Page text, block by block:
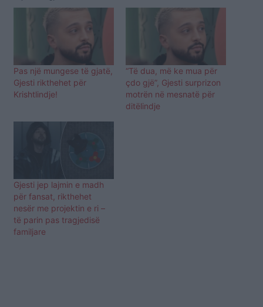
Pas një mungese të gjatë,
Gjesti rikthehet për
Krishtlindje!
“Të dua, më ke mua për
çdo gjë”, Gjesti surprizon
motrën në mesnatë për
ditëlindje
Gjesti jep lajmin e madh
për fansat, rikthehet
nesër me projektin e ri –
të parin pas tragjedisë
familjare